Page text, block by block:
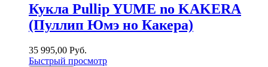
Кукла Pullip YUME no KAKERA
(Пуллип Юмэ но Какера)
35 995,00 Руб.
Быстрый просмотр